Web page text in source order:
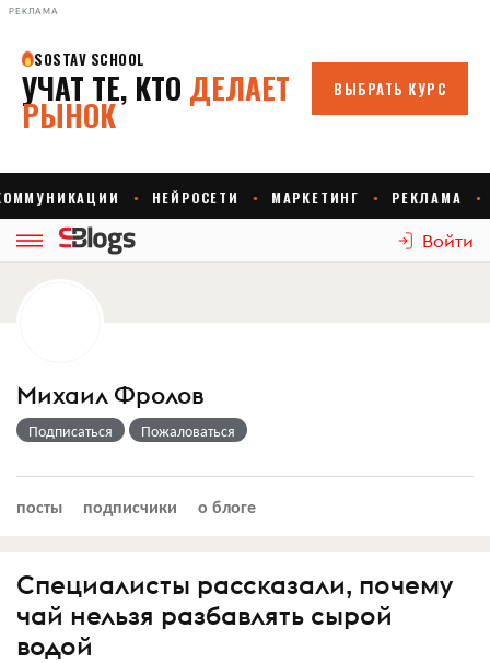
РЕКЛАМА
Войти
Михаил Фролов
Подписаться Пожаловаться
посты подписчики о блоге
Специалисты рассказали, почему
чай нельзя разбавлять сырой
водой